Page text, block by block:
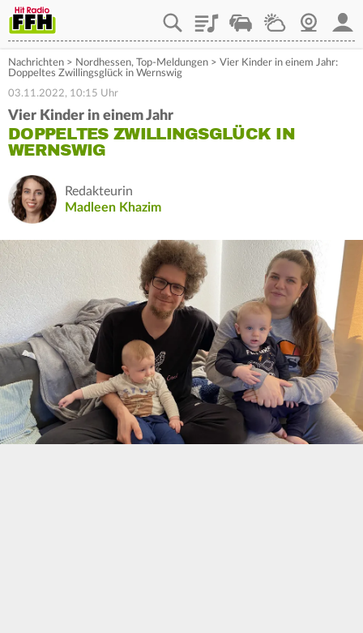
PlaylistStaupilotWetterWebcam
Nachrichten > Nordhessen, Top-Meldungen > Vier Kinder in einem Jahr:
Doppeltes Zwillingsglück in Wernswig
03.11.2022, 10:15 Uhr
Vier Kinder in einem Jahr
DOPPELTES ZWILLINGSGLÜCK IN
WERNSWIG
Redakteurin
Madleen Khazim